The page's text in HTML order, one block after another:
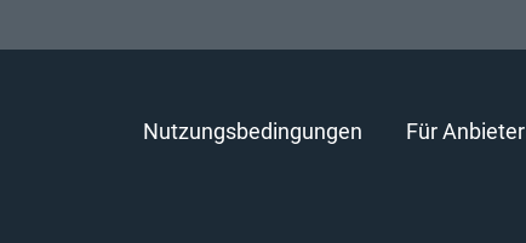
Nutzungsbedingungen Für Anbieter